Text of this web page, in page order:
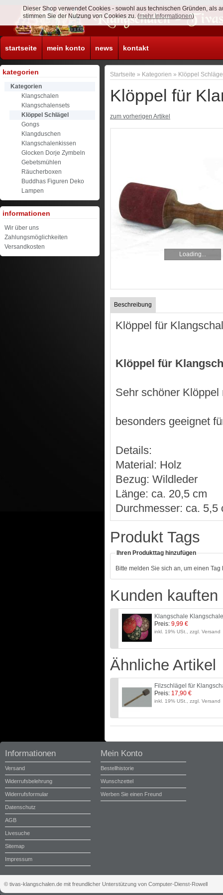
startseite mein konto news kontakt
Startseite » Kategorien » Klöppel
Klöppel für
zum vorherigen Artikel
Loading...
Beschreibung
Klöppel für
Klöppel für
Sehr schöner
besonders geeignet
Details:
Material: Holz
Bezug: Wildleder
Länge: ca. 20,5 cm
Durchmesser: ca. 5,5
Produkt Tags
Ihren Produkttag hinzufügen
Bitte melden Sie sich an, um einen
Kunden
Klangschale
Preis: 9,99 €
inkl. 19% USt., zzgl. Versand
Ähnliche Artikel
Filzschlägel für
Preis: 17,90 €
inkl. 19% USt., zzgl. Versand
kategorien
Kategorien
Klangschalen
Klangschalensets
Klöppel Schlägel
Gongs
Klangduschen
Klangschalenkissen
Glocken Dorje Zymbeln
Gebetsmühlen
Räucherboxen
Buddhas Figuren Deko
Lampen
informationen
Wir über uns
Zahlungsmöglichkeiten
Versandkosten
Informationen
Versand
Widerrufsbelehrung
Widerrufsformular
Datenschutz
AGB
Livesuche
Sitemap
Impressum
Mein Konto
Bestellhistorie
Wunschzettel
Werben Sie einen Freund
© tivas-klangschalen.de mit freundlicher Unterstützung von Computer-Dienst-Rowell
Dieser Shop verwendet Cookies - sowohl aus technischen Gründen, als
stimmen Sie der Nutzung von Cookies zu. (mehr Informationen)